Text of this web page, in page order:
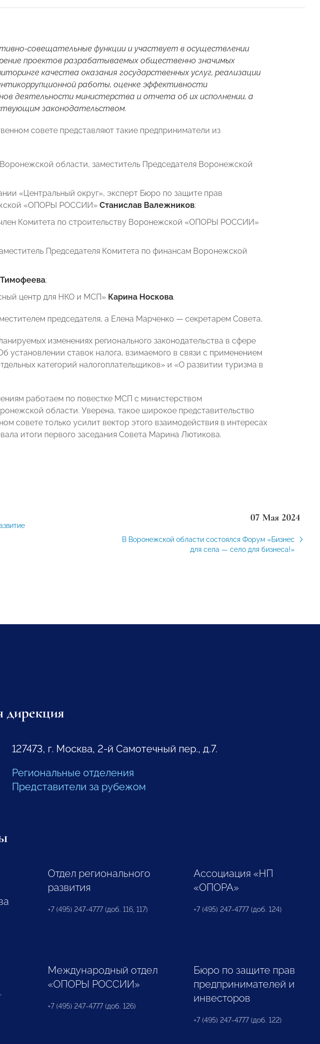
совещательные функции и участвует в осуществлении
проектов разрабатываемых общественно значимых
качества оказания государственных услуг, реализации
работы, оценке эффективности
деятельности министерства и отчета об их исполнении, а
законодательством.
совете представляют такие предприниматели из
области, заместитель Председателя Воронежской
«Центральный округ», эксперт Бюро по защите прав
«ОПОРЫ РОССИИ» Станислав Валежников;
Комитета по строительству Воронежской «ОПОРЫ РОССИИ»
Председателя Комитета по финансам Воронежской
;
центр для НКО и МСП» Карина Носкова.
председателя, а Елена Марченко — секретарем Совета.
изменениях регионального законодательства в сфере
установлении ставок налога, взимаемого в связи с применением
категорий налогоплательщиков» и «О развитии туризма в
работаем по повестке МСП с министерством
области. Уверена, такое широкое представительство
только усилит вектор этого взаимодействия в интересах
итоги первого заседания Совета Марина Лютикова.
07 Мая 2024
В Воронежской области состоялся Форум «Бизнес
для села — село для бизнеса!»
дирекция
127473, г. Москва, 2-й Самотечный пер., д.7.
Региональные отделения
Представители за рубежом
Отдел регионального
развития
+7 (495) 247-4777 (доб. 116, 117)
Ассоциация «НП
«ОПОРА»
+7 (495) 247-4777 (доб. 124)
Международный отдел
«ОПОРЫ РОССИИ»
+7 (495) 247-4777 (доб. 126)
Бюро по защите прав
предпринимателей и
инвесторов
+7 (495) 247-4777 (доб. 122)